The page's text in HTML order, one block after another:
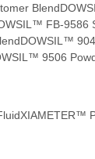
Blend
FB-9586
DOWSIL™
9506
XIAMETER™